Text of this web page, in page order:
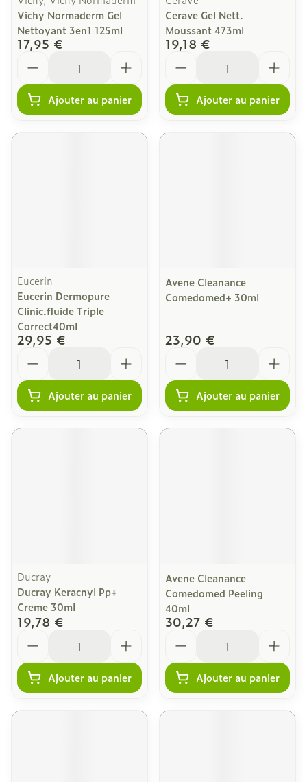
Vichy Normaderm Gel
Nettoyant 3en1 125ml
17,95 €
Ajouter au panier
Cerave Gel Nett.
Moussant 473ml
19,18 €
Ajouter au panier
Eucerin
Eucerin Dermopure
Clinic.fluide Triple
Correct40ml
29,95 €
Ajouter au panier
Avene Cleanance
Comedomed+ 30ml
23,90 €
Ajouter au panier
Ducray
Ducray Keracnyl Pp+
Creme 30ml
19,78 €
Ajouter au panier
Avene Cleanance
Comedomed Peeling
40ml
30,27 €
Ajouter au panier